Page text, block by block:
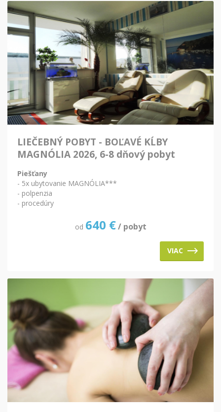
LIEČEBNÝ POBYT - BOĽAVÉ KĹBY
MAGNÓLIA 2026, 6-8 dňový pobyt
Piešťany
- 5x ubytovanie MAGNÓLIA***
- polpenzia
- procedúry
od 640 € / pobyt
VIAC